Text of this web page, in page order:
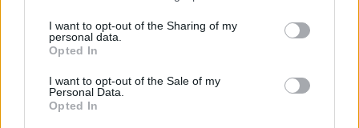
I want to opt-out of the Sharing of my
personal data.
Opted In
I want to opt-out of the Sale of my
Personal Data.
Opted In